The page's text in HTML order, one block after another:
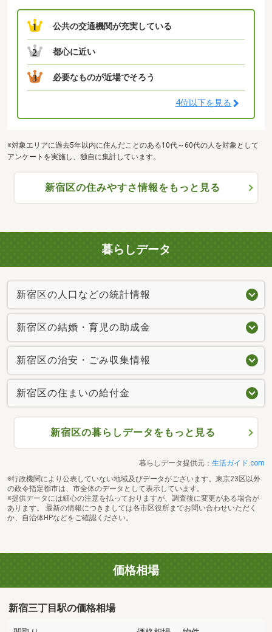
1 公共の交通機関が充実している
2 都心に近い
3 必要なものが近場でそろう
4位以下を見る
※対象エリアに過去5年以内に住んだことのある10代～60代の人を対象として
アンケートを実施し、独自に集計しています。
新宿区の住みやすさ情報をもっと見る
暮らしデータ
新宿区の人口などの統計情報
新宿区の結婚・育児の助成金
新宿区の治安・ごみ収集情報
新宿区の住まいの給付金
新宿区の暮らしデータをもっと見る
暮らしデータ提供元： 生活ガイド.com
※行政機関により公表していない地域及びデータがございます。東京23区以外
の政令指定都市は、市全体のデータとして表示しています。
※提供データには細心の注意を払っておりますが、調査後に変更がある場合が
あります。 最新の情報につきましては各市区役所までお問い合わせいただく
か、自治体HPなどをご確認ください。
価格相場
新宿三丁目駅の価格相場